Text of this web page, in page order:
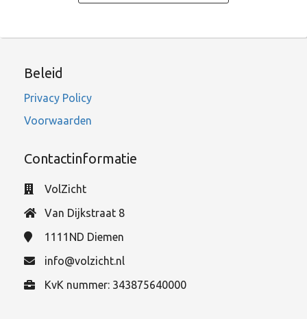
Beleid
Privacy Policy
Voorwaarden
Contactinformatie
VolZicht
Van Dijkstraat 8
1111ND Diemen
info@volzicht.nl
KvK nummer: 343875640000